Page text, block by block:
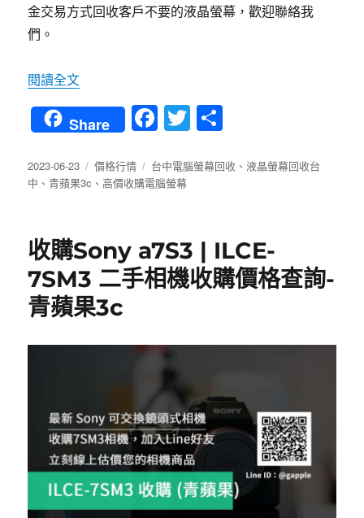
金交易方式回收客戶不要的液晶螢幕，歡迎聯絡我
們。
閱讀全文〈台中電腦螢幕回收，高價現金交易 | 青蘋果3C
Share Fa
bo
ok
T
tte
發
佈
2023-06-23
分
類
價格行情
標
籤
台中電腦螢幕回收 、液晶螢幕回收台
中 、青蘋果3c 、高價收購電腦螢幕
收購Sony a7S3 | ILCE-
7SM3 二手相機收購價格查詢-
青蘋果3c